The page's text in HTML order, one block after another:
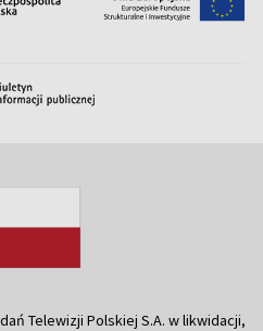
Telewizji Polskiej S.A. w likwidacji,